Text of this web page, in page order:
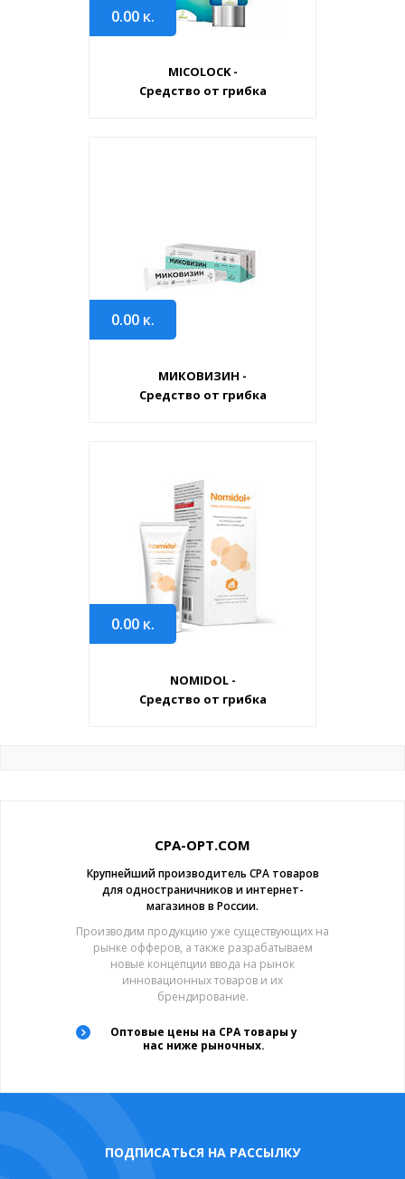
0.00 к.
MICOLOCK -
Средство от грибка
0.00 к.
МИКОВИЗИН -
Средство от грибка
0.00 к.
NOMIDOL -
Средство от грибка
CPA-OPT.COM
Крупнейший производитель CPA товаров
для одностраничников и интернет-
магазинов в России.
Производим продукцию уже существующих на
рынке офферов, а также разрабатываем
новые концепции ввода на рынок
инновационных товаров и их
брендирование.
Оптовые цены на CPA товары у
нас ниже рыночных.
ПОДПИСАТЬСЯ НА РАССЫЛКУ